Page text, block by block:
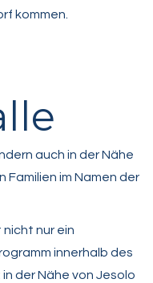
kommen.
auch in der Nähe
Familien im Namen der
nur ein
innerhalb des
der Nähe von Jesolo